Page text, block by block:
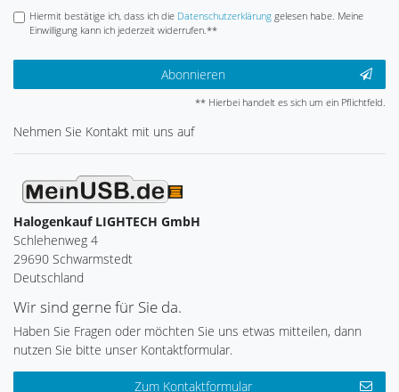
Hiermit bestätige ich, dass ich die Daten­schutz­erklärunggelesen habe. Meine
Einwilligung kann ich jederzeit widerrufen.**
Abonnieren
** Hierbei handelt es sich um ein Pflichtfeld.
Nehmen Sie Kontakt mit uns auf
Halogenkauf LIGHTECH GmbH
Schlehenweg 4
29690 Schwarmstedt
Deutschland
Wir sind gerne für Sie da.
Haben Sie Fragen oder möchten Sie uns etwas mitteilen, dann
nutzen Sie bitte unser Kontaktformular.
Zum Kontaktformular